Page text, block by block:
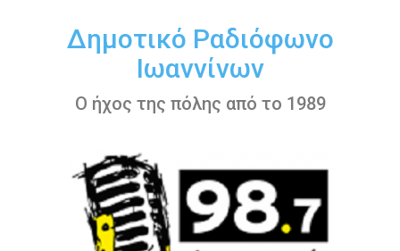
περιεχόμενοΔημοτικό Ραδιόφωνο
Ιωαννίνων
Ο ήχος της πόλης από το 1989